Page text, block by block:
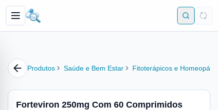
Produtos Saúde e Bem Estar Fitoterápicos e
Forteviron 250mg Com 60 Comprimidos